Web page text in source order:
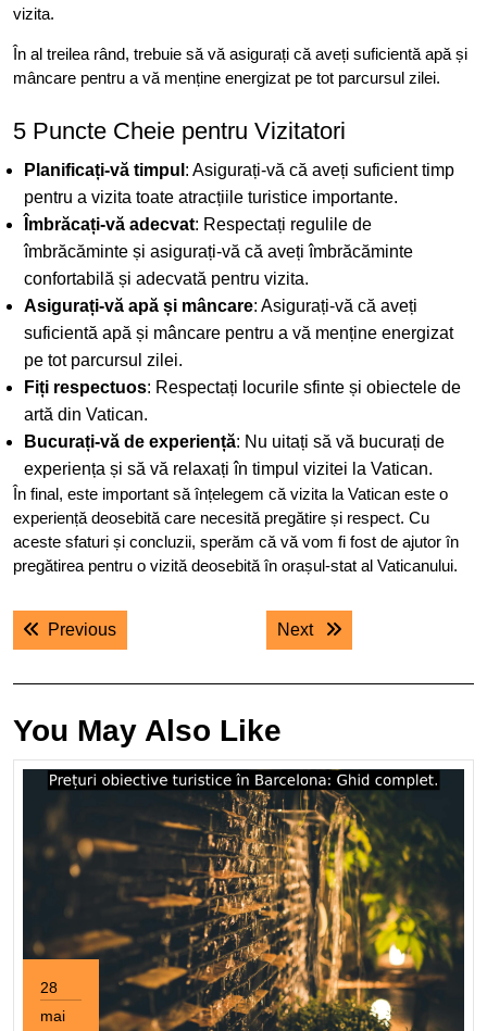
vizita.
În al treilea rând, trebuie să vă asigurați că aveți suficientă apă și
mâncare pentru a vă menține energizat pe tot parcursul zilei.
5 Puncte Cheie pentru Vizitatori
Planificați-vă timpul : Asigurați-vă că aveți suficient timp
pentru a vizita toate atracțiile turistice importante.
Îmbrăcați-vă adecvat: Respectați regulile de
îmbrăcăminte și asigurați-vă că aveți îmbrăcăminte
confortabilă și adecvată pentru vizita.
Asigurați-vă apă și mâncare: Asigurați-vă că aveți
suficientă apă și mâncare pentru a vă menține energizat
pe tot parcursul zilei.
Fiți respectuos: Respectați locurile sfinte și obiectele de
artă din Vatican.
Bucurați-vă de experiență: Nu uitați să vă bucurați de
experiența și să vă relaxați în timpul vizitei la Vatican.
În final, este important să înțelegem că vizita la Vatican este o
experiență deosebită care necesită pregătire și respect. Cu
aceste sfaturi și concluzii, sperăm că vă vom fi fost de ajutor în
pregătirea pentru o vizită deosebită în orașul-stat al Vaticanului.
Navigare
în
PreviousPrevious post: Next Next post:
You May Also Like
28
mai